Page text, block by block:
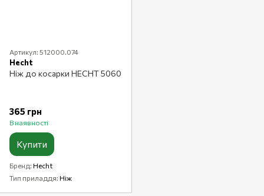
Артикул: 512000.074
Hecht
Ніж до косарки HECHT 5060
365 грн
В наявності
Купити
Бренд Hecht
Тип приладдя Ніж